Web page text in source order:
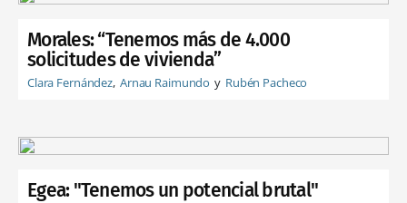
Morales: “Tenemos más de 4.000
solicitudes de vivienda”
Clara Fernández Arnau Raimundo Rubén Pacheco
Egea: "Tenemos un potencial brutal"